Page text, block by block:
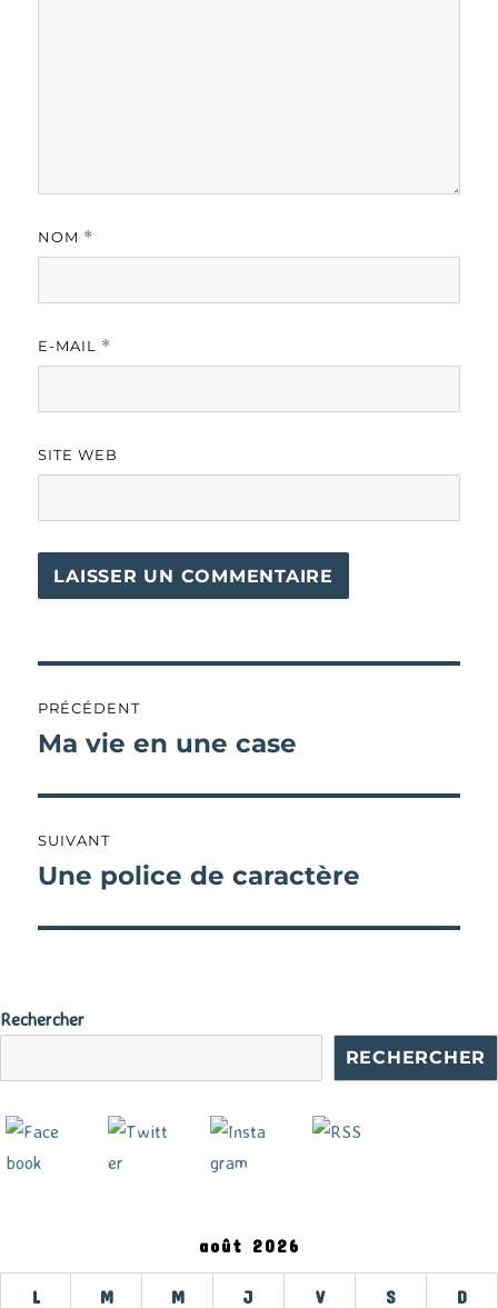
NOM *
E-MAIL *
SITE WEB
de
PRÉCÉDENT
Publication
Ma vie en une case
SUIVANT
Publication
Une police de caractère
Rechercher
RECHERCHER
août 2026
L M M J V S D